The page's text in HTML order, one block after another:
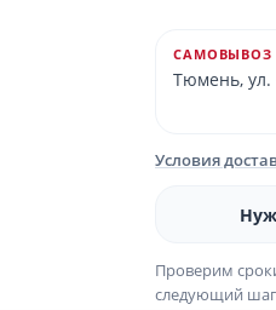
САМОВЫВОЗ
Тюмень, ул.
Условия
Проверим
следующий шаг